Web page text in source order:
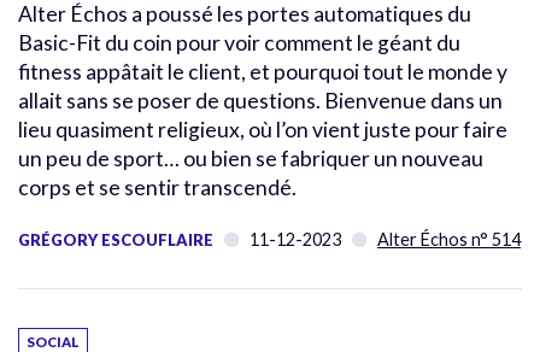
Alter Échos a poussé les portes automatiques du
Basic-Fit du coin pour voir comment le géant du
fitness appâtait le client, et pourquoi tout le monde y
allait sans se poser de questions. Bienvenue dans un
lieu quasiment religieux, où l’on vient juste pour faire
un peu de sport… ou bien se fabriquer un nouveau
corps et se sentir transcendé.
GRÉGORY ESCOUFLAIRE 11-12-2023 Alter Échos n° 514
SOCIAL